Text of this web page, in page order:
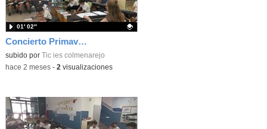
Concierto Primavera Taller Musica 2026 4d5
Contenido educativo.
subido por Tic ies colmenarejo
01′ 02″
-hace 2 meses- 2 visualizaciones